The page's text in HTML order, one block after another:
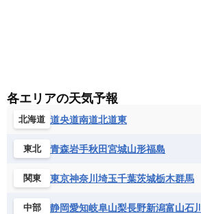
各エリアの天気予報
北海道 道央道南道北道東
東北 青森岩手秋田宮城山形福島
関東 東京神奈川 埼玉千葉茨城栃木群馬
中部 静岡愛知岐阜山梨長野新潟富山石川